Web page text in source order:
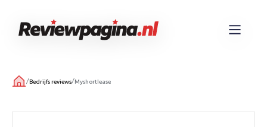
/Bedrijfs reviews/Myshortlease